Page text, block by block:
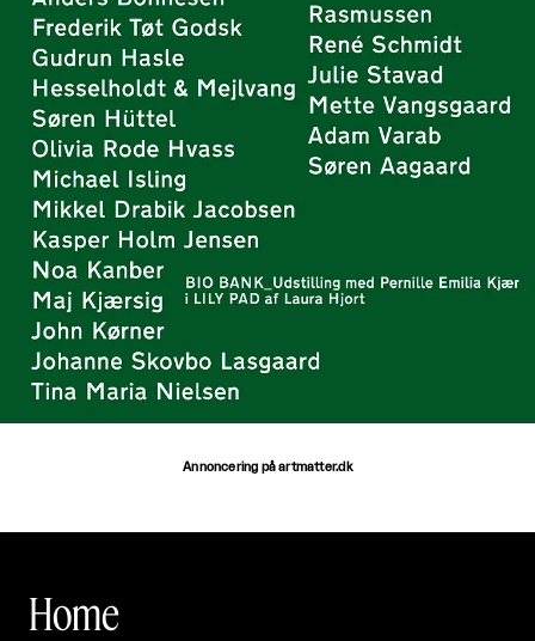
Annoncering på artmatter.dk
Home